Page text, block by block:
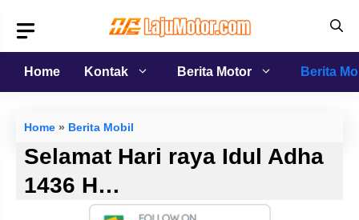
isi
Home
Kontak Berita Motor Berita
Home » Berita Mobil
Selamat Hari raya Idul Adha
1436 H…